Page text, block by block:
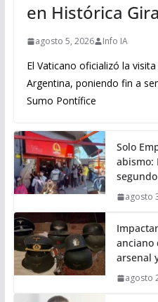
en Histórica
agosto 5, 2026 Info IA
El Vaticano oficializó la
Argentina, poniendo fin a
Sumo Pontífice
Solo
abismo:
agosto
anciano
arsenal
agosto